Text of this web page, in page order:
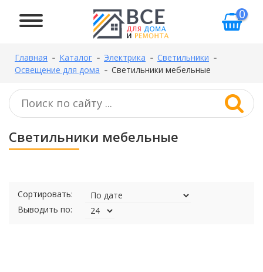
0
Главная Каталог Электрика
Светильники
Освещение для дома
Светильники мебельные
Светильники мебельные
Сортировать:
Выводить по: